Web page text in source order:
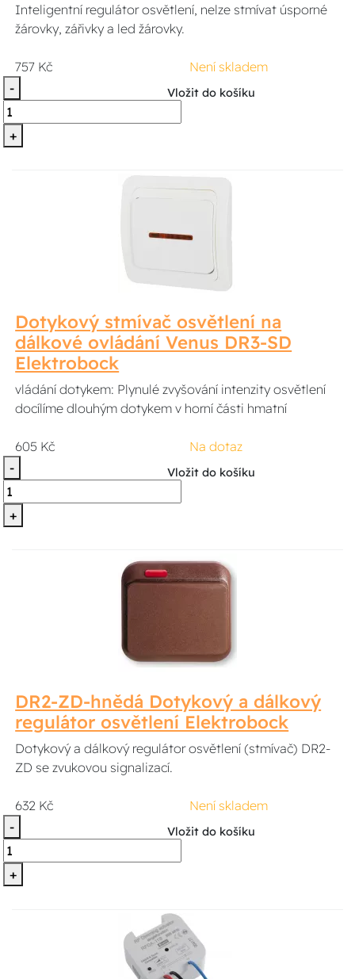
Inteligentní regulátor osvětlení, nelze stmívat úsporné
žárovky, zářivky a led žárovky.
757 Kč
Není skladem
-
+
Vložit do košíku
Dotykový stmívač osvětlení na
dálkové ovládání Venus DR3-SD
Elektrobock
vládání dotykem: Plynulé zvyšování intenzity osvětlení
docílíme dlouhým dotykem v horní části hmatní
605 Kč
Na dotaz
-
+
Vložit do košíku
DR2-ZD-hnědá Dotykový a dálkový
regulátor osvětlení Elektrobock
Dotykový a dálkový regulátor osvětlení (stmívač) DR2-
ZD se zvukovou signalizací.
632 Kč
Není skladem
-
+
Vložit do košíku